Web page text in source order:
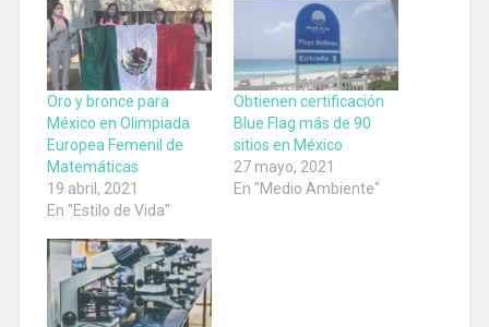
Oro y bronce para
México en Olimpiada
Europea Femenil de
Matemáticas
19 abril, 2021
En "Estilo de Vida"
Obtienen certificación
Blue Flag más de 90
sitios en México
27 mayo, 2021
En "Medio Ambiente"